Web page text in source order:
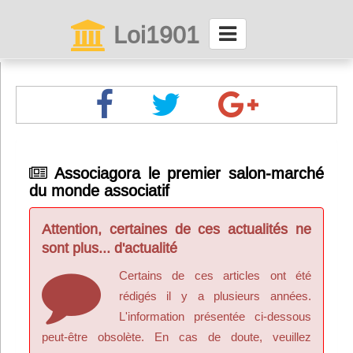
Loi1901
Menu général
ServiceAsso
Partager
VieAsso
Associagora le premier salon-marché
du monde associatif
Attention, certaines de ces actualités ne
sont plus... d'actualité
Certains de ces articles ont été
rédigés il y a plusieurs années.
L'information présentée ci-dessous
peut-être obsolète. En cas de doute, veuillez